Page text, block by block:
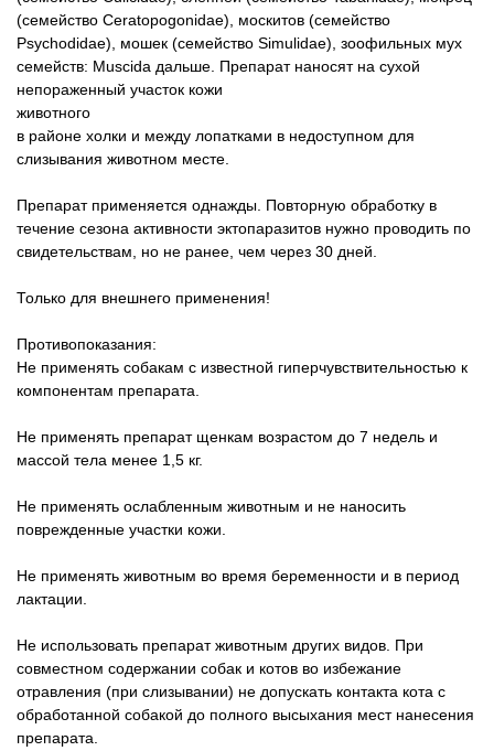
(семейство Ceratopogonidae), москитов (семейство
Psychodidae), мошек (семейство Simulidae), зоофильных мух
семейств: Muscida дальше. Препарат наносят на сухой
непораженный участок кожи
животного
в районе холки и между лопатками в недоступном для
слизывания животном месте.
Препарат применяется однажды. Повторную обработку в
течение сезона активности эктопаразитов нужно проводить по
свидетельствам, но не ранее, чем через 30 дней.
Только для внешнего применения!
Противопоказания:
Не применять собакам с известной гиперчувствительностью к
компонентам препарата.
Не применять препарат щенкам возрастом до 7 недель и
массой тела менее 1,5 кг.
Не применять ослабленным животным и не наносить
поврежденные участки кожи.
Не применять животным во время беременности и в период
лактации.
Не использовать препарат животным других видов. При
совместном содержании собак и котов во избежание
отравления (при слизывании) не допускать контакта кота с
обработанной собакой до полного высыхания мест нанесения
препарата.